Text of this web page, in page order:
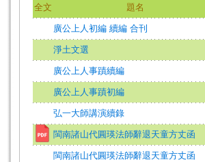
全文 題名
廣公上人初編 續編 合刊
淨土文選
廣公上人事蹟續編
廣公上人事蹟初編
弘一大師講演續錄
閩南諸山代圓瑛法師辭退天童方丈函
閩南諸山代圓瑛法師辭退天童方丈函